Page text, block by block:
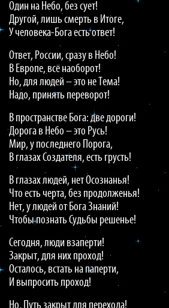
Один на Небо, без сует!
Другой, лишь смерть в Итоге,
У человека-Бога есть ответ!
Ответ, России, сразу в Небо!
В Европе, всё наоборот!
Но, для людей – это не Тема!
Надо, принять переворот!
В пространстве Бога: две дороги!
Дорога в Небо – это Русь!
Мир, у последнего Порога,
В глазах Создателя, есть грусть!
В глазах людей, нет Осознанья!
Что есть черта, без продолженья!
Нет, у людей от Бога Знаний!
Чтобы познать Судьбы решенье!
Сегодня, люди взаперти!
Закрыт, для них проход!
Осталось, встать на паперти,
И выпросить проход!
Но, Путь закрыт для перехода!